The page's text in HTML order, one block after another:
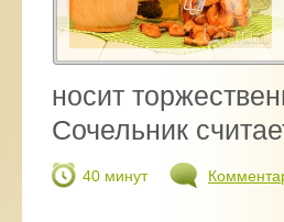
носит
Сочельник
40 минут